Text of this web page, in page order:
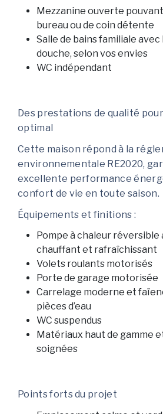
Mezzanine ouverte pouvant
bureau ou de coin détente
Salle de bains familiale
douche, selon vos envies
WC indépendant
Des prestations de qualité
optimal
Cette maison répond à la
environnementale RE2020,
excellente performance
confort de vie en toute saison.
Équipements et finitions :
Pompe à chaleur
chauffant et rafraîchissant
Volets roulants motorisés
Porte de garage motorisée
Carrelage moderne et
pièces d’eau
WC suspendus
Matériaux haut de gamme
soignées
Points forts du projet